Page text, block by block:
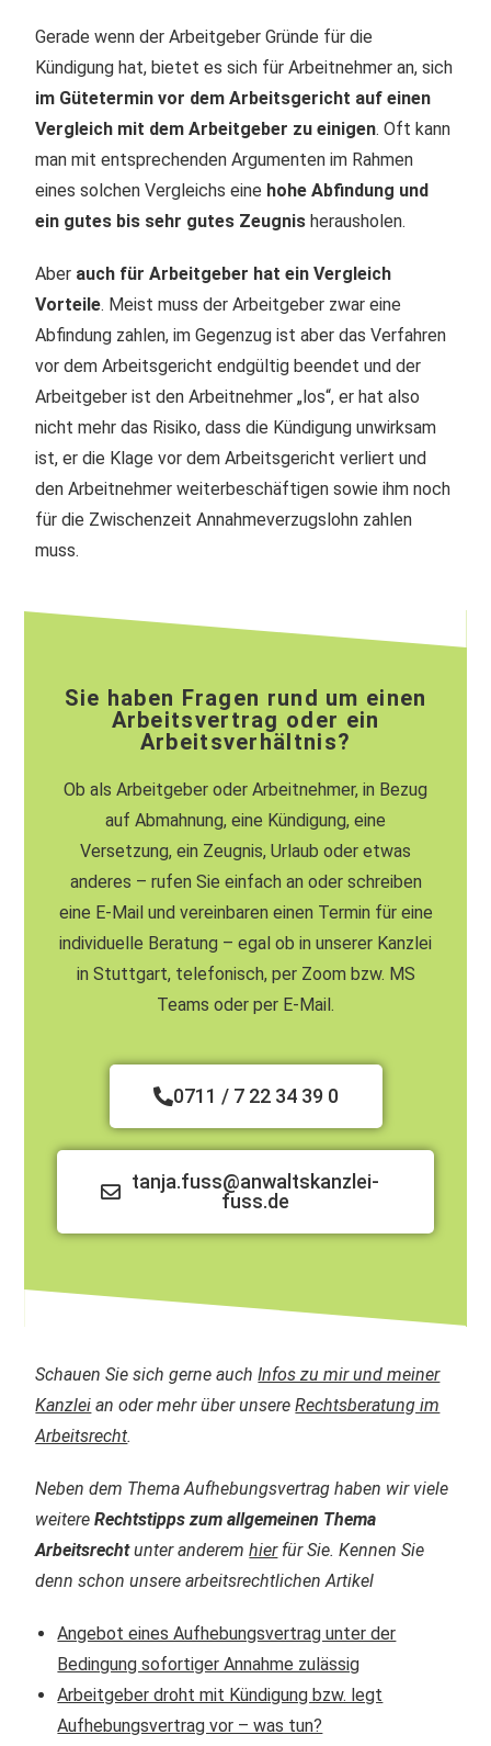
Gerade wenn der Arbeitgeber Gründe für die
Kündigung hat, bietet es sich für Arbeitnehmer an, sich
im Gütetermin vor dem Arbeitsgericht auf einen
Vergleich mit dem Arbeitgeber zu einigen. Oft kann
man mit entsprechenden Argumenten im Rahmen
eines solchen Vergleichs eine hohe Abfindung und
ein gutes bis sehr gutes Zeugnis herausholen.
Aber auch für Arbeitgeber hat ein Vergleich
Vorteile. Meist muss der Arbeitgeber zwar eine
Abfindung zahlen, im Gegenzug ist aber das Verfahren
vor dem Arbeitsgericht endgültig beendet und der
Arbeitgeber ist den Arbeitnehmer „los“, er hat also
nicht mehr das Risiko, dass die Kündigung unwirksam
ist, er die Klage vor dem Arbeitsgericht verliert und
den Arbeitnehmer weiterbeschäftigen sowie ihm noch
für die Zwischenzeit Annahmeverzugslohn zahlen
muss.
Sie haben Fragen rund um einen
Arbeitsvertrag oder ein
Arbeitsverhältnis?
Ob als Arbeitgeber oder Arbeitnehmer, in Bezug
auf Abmahnung, eine Kündigung, eine
Versetzung, ein Zeugnis, Urlaub oder etwas
anderes – rufen Sie einfach an oder schreiben
eine E-Mail und vereinbaren einen Termin für eine
individuelle Beratung – egal ob in unserer Kanzlei
in Stuttgart, telefonisch, per Zoom bzw. MS
Teams oder per E-Mail.
0711 / 7 22 34 39 0
tanja.fuss@anwaltskanzlei-
fuss.de
Schauen Sie sich gerne auchInfos zu mir und meiner
Kanzlei an oder mehr über unsereRechtsberatung im
Arbeitsrecht.
Neben dem Thema Aufhebungsvertrag haben wir viele
weitereRechtstipps zum allgemeinen Thema
Arbeitsrechtunter anderemhierfür Sie. Kennen Sie
denn schon unsere arbeitsrechtlichen Artikel
Angebot eines Aufhebungsvertrag unter der
Bedingung sofortiger Annahme zulässig
Arbeitgeber droht mit Kündigung bzw. legt
Aufhebungsvertrag vor – was tun?